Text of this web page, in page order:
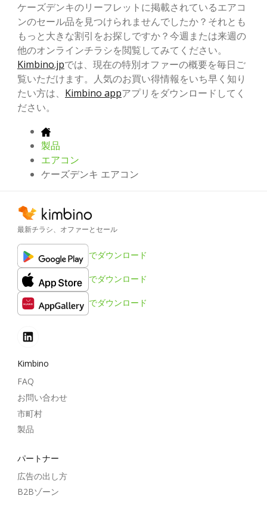
ケーズデンキのリーフレットに掲載されているエアコ
ンのセール品を見つけられませんでしたか？それとも
もっと大きな割引をお探しですか？今週または来週の
他のオンラインチラシを閲覧してみてください。
Kimbino.jpでは、現在の特別オファーの概要を毎日ご
覧いただけます。人気のお買い得情報をいち早く知り
たい方は、 Kimbino appアプリをダウンロードしてく
ださい。
製品
エアコン
ケーズデンキ エアコン
最新チラシ、オファーとセール
でダウンロード
でダウンロード
でダウンロード
Kimbino
FAQ
お問い合わせ
市町村
製品
パートナー
広告の出し方
B2Bゾーン